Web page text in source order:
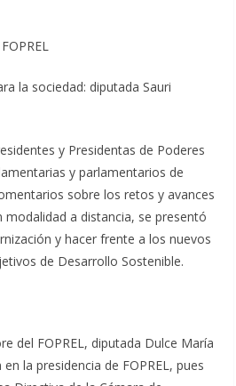
la sociedad: diputada Sauri
y Presidentas de Poderes
y parlamentarios de
sobre los retos y avances
a distancia, se presentó
y hacer frente a los nuevos
de Desarrollo Sostenible.
del FOPREL, diputada Dulce María
la presidencia de FOPREL, pues